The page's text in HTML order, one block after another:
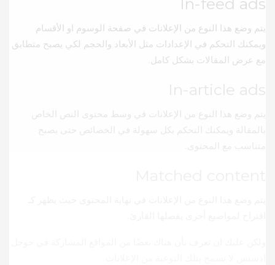
يتم وضع هذا النوع من الإعلانات في صفحة الوسوم او الأقسام
ويمكنك التحكم في الإعدادات مثل الأبعاد والحجم لكي يصبح متطابق
مع عرض المقالات بشكل كامل.
In-article ads
يتم وضع هذا النوع من الإعلانات في وسط محتوى النص الخاص